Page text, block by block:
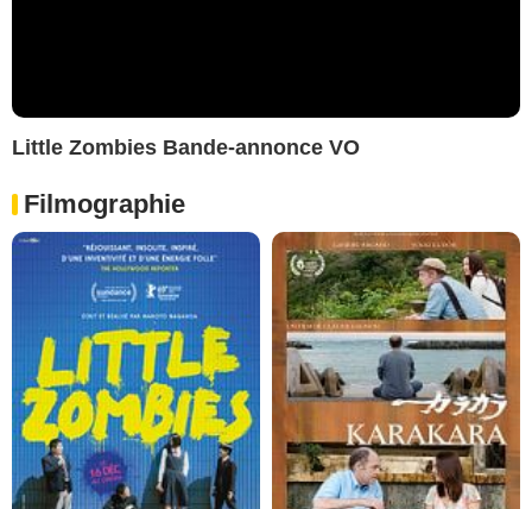
Little Zombies Bande-annonce VO
Filmographie